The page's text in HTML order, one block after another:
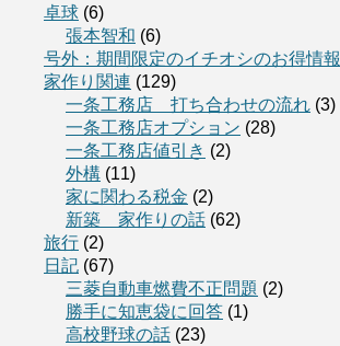
卓球 (6)
張本智和 (6)
号外：期間限定のイチオシのお得情報
家作り関連 (129)
一条工務店 打ち合わせの流れ (3)
一条工務店オプション (28)
一条工務店値引き (2)
外構 (11)
家に関わる税金 (2)
新築 家作りの話 (62)
旅行 (2)
日記 (67)
三菱自動車燃費不正問題 (2)
勝手に知恵袋に回答 (1)
高校野球の話 (23)